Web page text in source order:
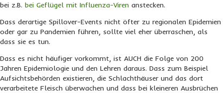
bei z.B. bei Geflügel mit Influenza-Viren anstecken.
Dass derartige Spillover-Events nicht öfter zu regionalen Epidemien
oder gar zu Pandemien führen, sollte viel eher überraschen, als
dass sie es tun.
Dass es nicht häufiger vorkommt, ist AUCH die Folge von 200
Jahren Epidemiologie und den Lehren daraus. Dass zum Beispiel
Aufsichtsbehörden existieren, die Schlachthäuser und das dort
verarbeitete Fleisch überwachen und dass bei kleineren Ausbrüchen